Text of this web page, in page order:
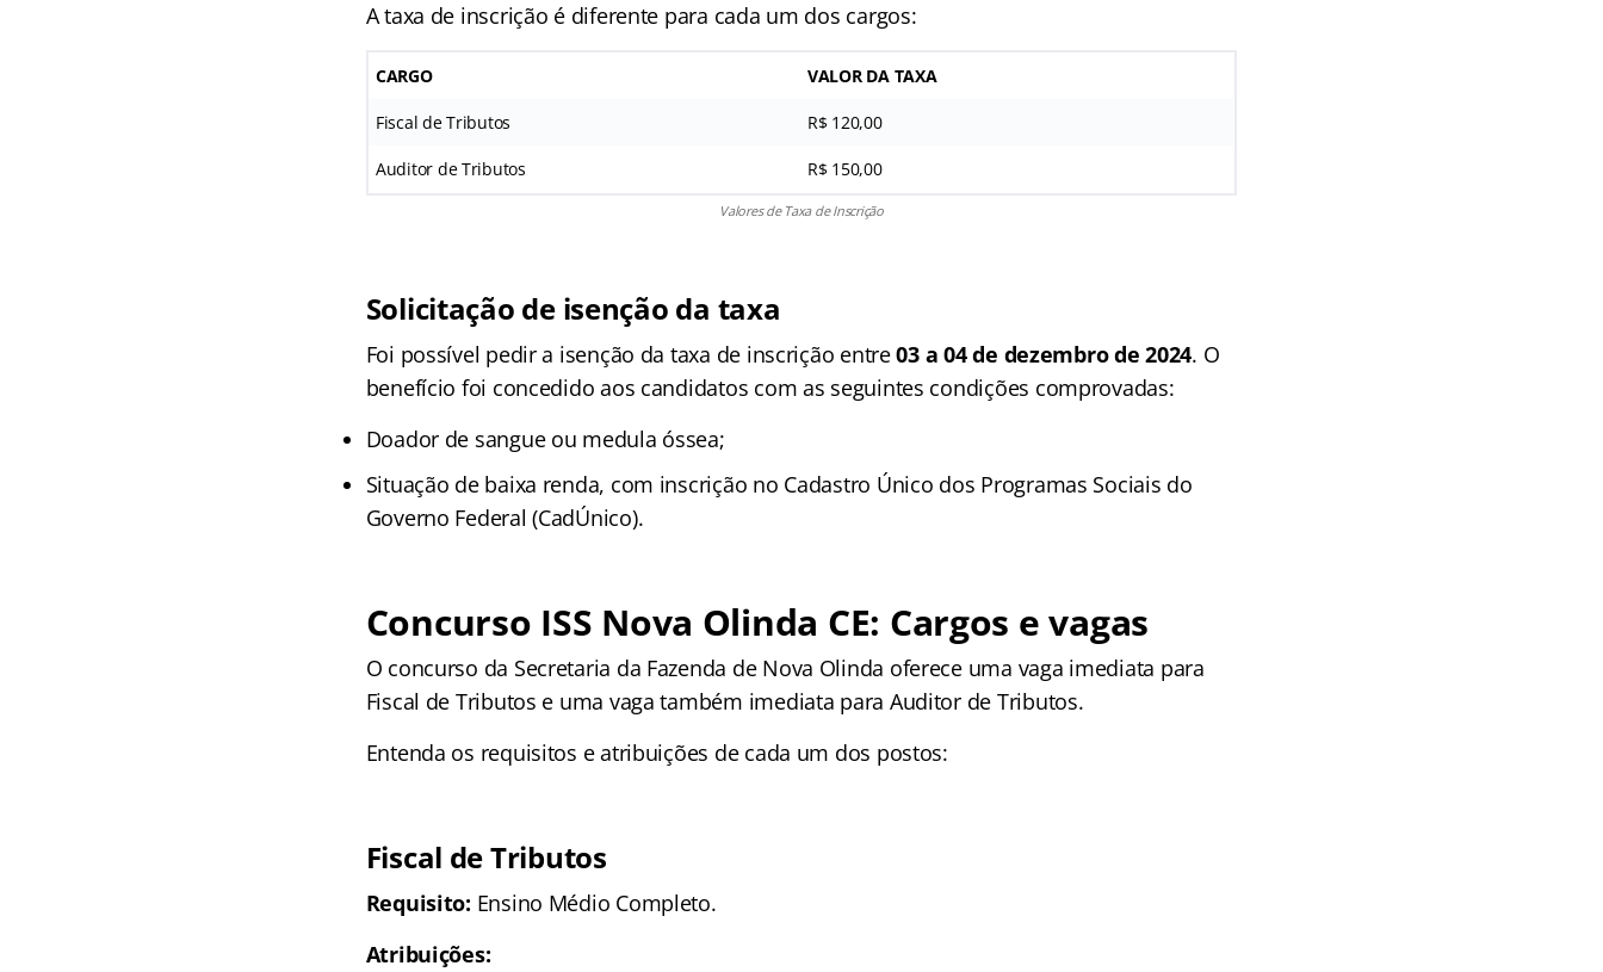
A taxa de inscrição é diferente para cada um dos cargos:
CARGO VALOR DA TAXA
Fiscal de Tributos R$ 120,00
Auditor de Tributos R$ 150,00
Valores de Taxa de Inscrição
Solicitação de isenção da taxa
Foi possível pedir a isenção da taxa de inscrição entre03 a 04 de dezembro de 2024. O
benefício foi concedido aos candidatos com as seguintes condições comprovadas:
Doador de sangue ou medula óssea;
Situação de baixa renda, com inscrição no Cadastro Único dos Programas Sociais do
Governo Federal (CadÚnico).
Concurso ISS Nova Olinda CE: Cargos e vagas
O concurso da Secretaria da Fazenda de Nova Olinda oferece uma vaga imediata para
Fiscal de Tributos e uma vaga também imediata para Auditor de Tributos.
Entenda os requisitos e atribuições de cada um dos postos:
Fiscal de Tributos
Requisito: Ensino Médio Completo.
Atribuições: